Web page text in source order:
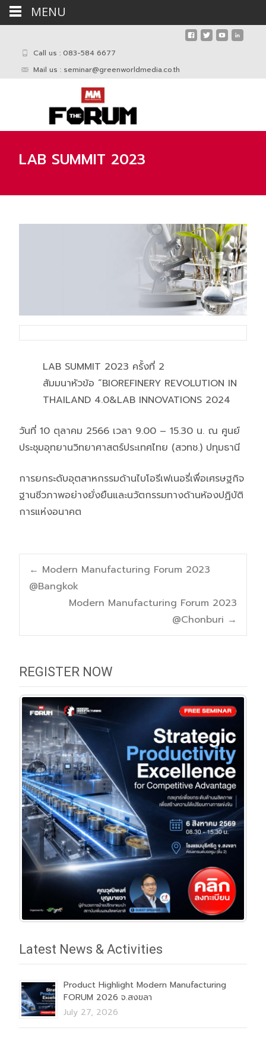
Call us : 083-584 6677
Mail us : seminar@greenworldmedia.co.th
LAB SUMMIT 2023
LAB SUMMIT 2023 ครั้งที่ 2
สัมมนาหัวข้อ “BIOREFINERY REVOLUTION IN
THAILAND 4.0&LAB INNOVATIONS 2024
วันที่ 10 ตุลาคม 2566 เวลา 9.00 – 15.30 น. ณ ศูนย์
ประชุมอุทยานวิทยาศาสตร์ประเทศไทย (สวทช.) ปทุมธานี
การยกระดับอุตสาหกรรมด้านไบโอรีเฟเนอรี่เพื่อเศรษฐกิจ
ฐานชีวภาพอย่างยั่งยืนและนวัตกรรมทางด้านห้องปฏิบัติ
การแห่งอนาคต
Post
navigation
← Modern Manufacturing Forum 2023
@Bangkok
Modern Manufacturing Forum 2023
@Chonburi →
REGISTER NOW
Latest News & Activities
Product Highlight Modern Manufacturing
FORUM 2026 จ.สงขลา
July 27, 2026
MENU